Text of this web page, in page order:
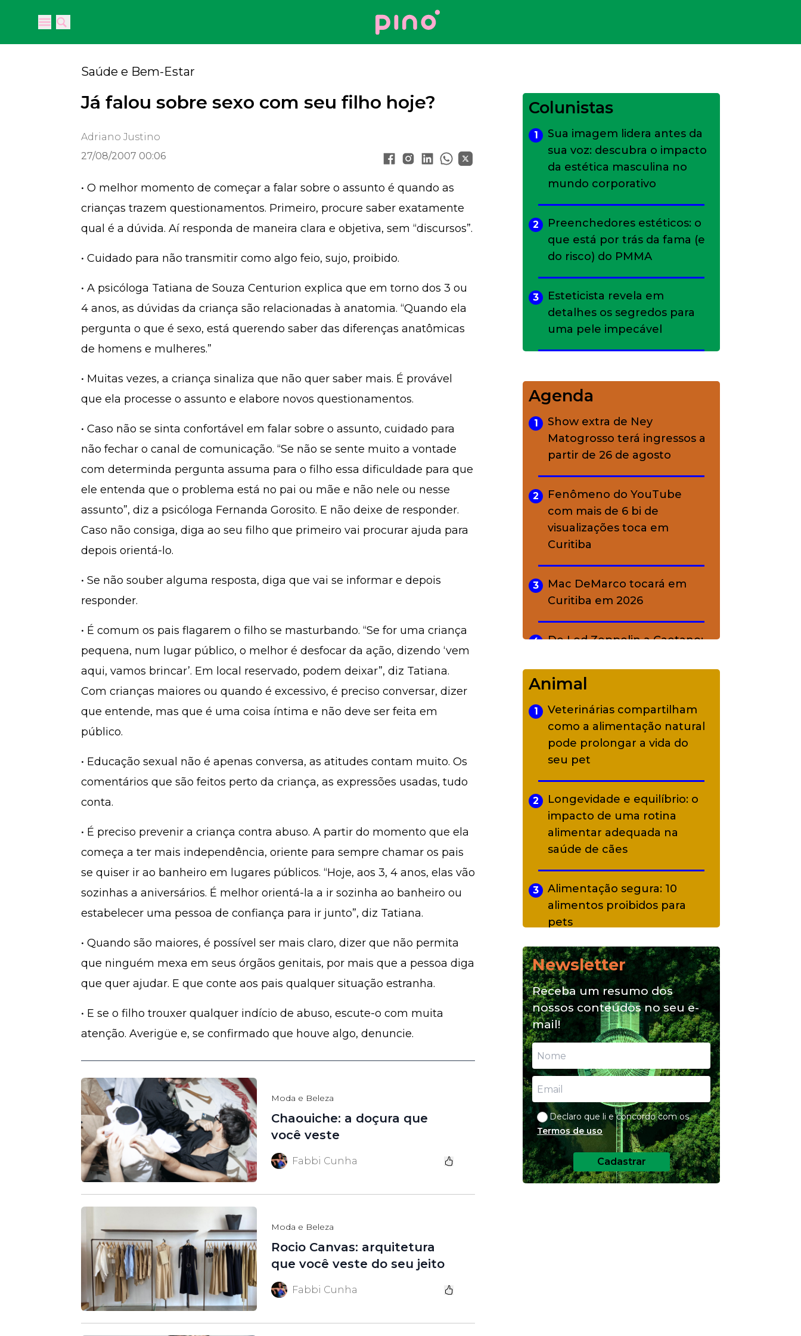
Open main menu
Open main menu
Your Company
Saúde e Bem-Estar
Já falou sobre sexo com seu filho hoje?
Adriano Justino
27/08/2007 00:06
• O melhor momento de começar a falar sobre o assunto é quando as
crianças trazem questionamentos. Primeiro, procure saber exatamente
qual é a dúvida. Aí responda de maneira clara e objetiva, sem “discursos”.
• Cuidado para não transmitir como algo feio, sujo, proibido.
• A psicóloga Tatiana de Souza Centurion explica que em torno dos 3 ou
4 anos, as dúvidas da criança são relacionadas à anatomia. “Quando ela
pergunta o que é sexo, está querendo saber das diferenças anatômicas
de homens e mulheres.”
• Muitas vezes, a criança sinaliza que não quer saber mais. É provável
que ela processe o assunto e elabore novos questionamentos.
• Caso não se sinta confortável em falar sobre o assunto, cuidado para
não fechar o canal de comunicação. “Se não se sente muito a vontade
com determinda pergunta assuma para o filho essa dificuldade para que
ele entenda que o problema está no pai ou mãe e não nele ou nesse
assunto”, diz a psicóloga Fernanda Gorosito. E não deixe de responder.
Caso não consiga, diga ao seu filho que primeiro vai procurar ajuda para
depois orientá-lo.
• Se não souber alguma resposta, diga que vai se informar e depois
responder.
• É comum os pais flagarem o filho se masturbando. “Se for uma criança
pequena, num lugar público, o melhor é desfocar da ação, dizendo ‘vem
aqui, vamos brincar’. Em local reservado, podem deixar”, diz Tatiana.
Com crianças maiores ou quando é excessivo, é preciso conversar, dizer
que entende, mas que é uma coisa íntima e não deve ser feita em
público.
• Educação sexual não é apenas conversa, as atitudes contam muito. Os
comentários que são feitos perto da criança, as expressões usadas, tudo
conta.
• É preciso prevenir a criança contra abuso. A partir do momento que ela
começa a ter mais independência, oriente para sempre chamar os pais
se quiser ir ao banheiro em lugares públicos. “Hoje, aos 3, 4 anos, elas vão
sozinhas a aniversários. É melhor orientá-la a ir sozinha ao banheiro ou
estabelecer uma pessoa de confiança para ir junto”, diz Tatiana.
• Quando são maiores, é possível ser mais claro, dizer que não permita
que ninguém mexa em seus órgãos genitais, por mais que a pessoa diga
que quer ajudar. E que conte aos pais qualquer situação estranha.
• E se o filho trouxer qualquer indício de abuso, escute-o com muita
atenção. Averigüe e, se confirmado que houve algo, denuncie.
Moda e Beleza
Chaouiche: a doçura que
você veste
Fabbi Cunha
Moda e Beleza
Rocio Canvas: arquitetura
que você veste do seu jeito
Fabbi Cunha
Colunistas
1
Sua imagem lidera antes da
sua voz: descubra o impacto
da estética masculina no
mundo corporativo
2
Preenchedores estéticos: o
que está por trás da fama (e
do risco) do PMMA
3
Esteticista revela em
detalhes os segredos para
uma pele impecável
charme rústico que
conquistou o luxo
A ciência por trás da
skincare: a função de cada
ativo
Agenda
1
Show extra de Ney
Matogrosso terá ingressos a
partir de 26 de agosto
2
Fenômeno do YouTube
com mais de 6 bi de
visualizações toca em
Curitiba
3
Mac DeMarco tocará em
Curitiba em 2026
4
De Led Zeppelin a Caetano:
diverso a partir de R$ 17
5
Adriana Calcanhotto retoma
alter ego infantil para show
em Curitiba
Animal
1
Veterinárias compartilham
como a alimentação natural
pode prolongar a vida do
seu pet
2
Longevidade e equilíbrio: o
impacto de uma rotina
alimentar adequada na
saúde de cães
3
Alimentação segura: 10
alimentos proibidos para
pets
4
Alimentação natural e mix
feeding: conheça essas
opções para nutrição do seu
pet
Newsletter
Receba um resumo dos
nossos conteúdos no seu e-
mail!
Declaro que li e concordo com os
Termos de uso
Cadastrar